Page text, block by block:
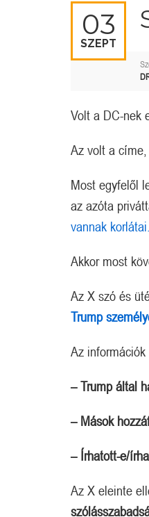
03
SZEPT
Volt a DC-nek
Az volt a
Most egyfelől
az azóta
vannak korlátai.
Akkor most
Az X szó és
Trump
Az
– Trump által
– Mások
– Írhatott-e/
Az X eleinte